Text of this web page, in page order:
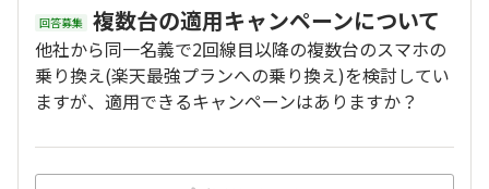
回答募集 複数台の適用キャンペーンについて
他社から同一名義で2回線目以降の複数台のスマホの
乗り換え(楽天最強プランへの乗り換え)を検討してい
ますが、適用できるキャンペーンはありますか？